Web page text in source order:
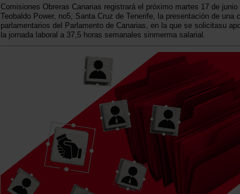
Comisiones Obreras Canarias registrará el próximo martes 17 de
Teobaldo Power, no5, Santa Cruz de Tenerife, la presentación de una
parlamentarios del Parlamento de Canarias, en la que se solicitasu
la jornada laboral a 37,5 horas semanales sinmerma salarial.